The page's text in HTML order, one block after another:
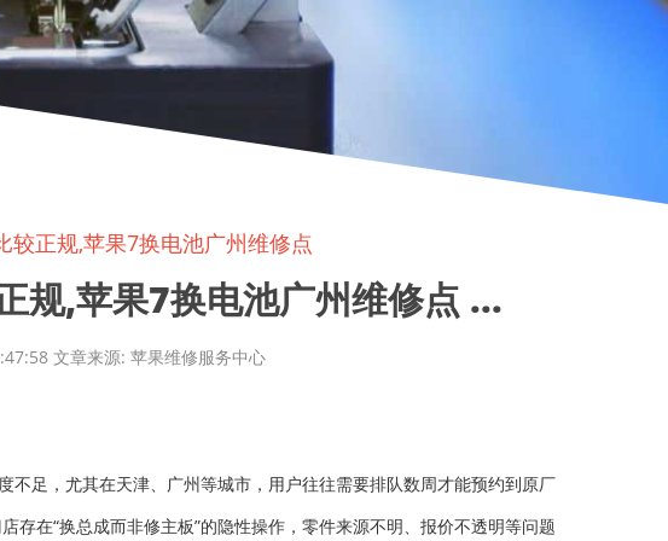
较正规,苹果7换电池广州维修点
规,苹果7换电池广州维修点 ...
文章来源: 苹果维修服务中心
不足，尤其在天津、广州等城市，用户往往需要排队数周才能预约到原厂
在“换总成而非修主板”的隐性操作，零件来源不明、报价不透明等问题